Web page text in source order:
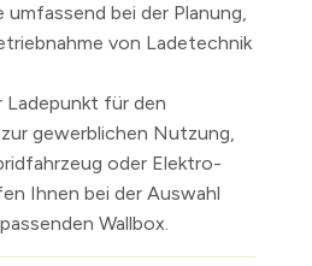
bei der Planung,
von Ladetechnik
Ladepunkt für den
gewerblichen Nutzung,
oder Elektro-
Ihnen bei der Auswahl
Wallbox.